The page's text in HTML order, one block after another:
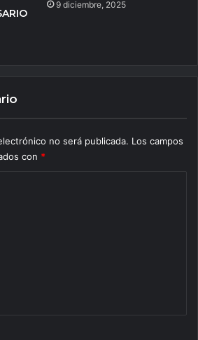
9 diciembre, 2025
no será publicada. Los campos
con *